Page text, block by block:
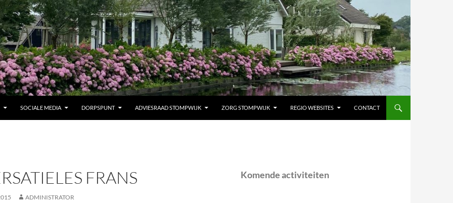
SOCIALE MEDIA DORPSPUNT ADVIESRAAD STOMPWIJK ZORG STOMPWIJK REGIO WEBSITES CONTACT
FRANS
ADMINISTRATOR
Komende activiteiten